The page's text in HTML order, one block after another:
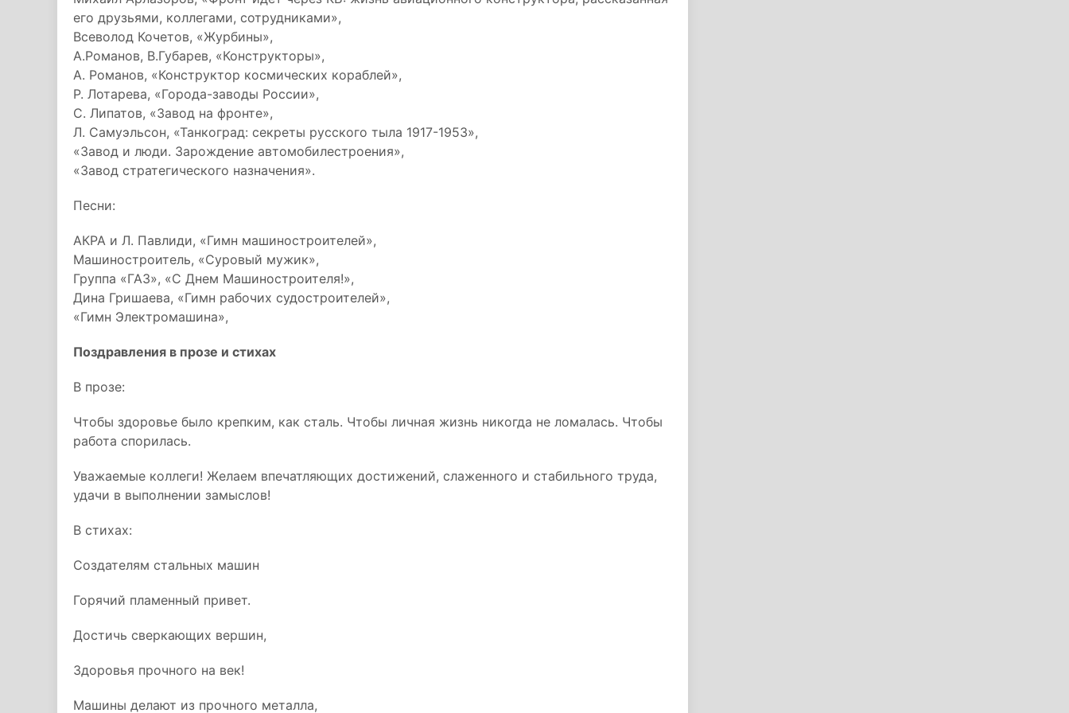
его друзьями, коллегами, сотрудниками»,
Всеволод Кочетов, «Журбины»,
А.Романов, В.Губарев, «Конструкторы»,
А. Романов, «Конструктор космических кораблей»,
Р. Лотарева, «Города-заводы России»,
С. Липатов, «Завод на фронте»,
Л. Самуэльсон, «Танкоград: секреты русского тыла 1917-1953»,
«Завод и люди. Зарождение автомобилестроения»,
«Завод стратегического назначения».
Песни:
АКРА и Л. Павлиди, «Гимн машиностроителей»,
Машиностроитель, «Суровый мужик»,
Группа «ГАЗ», «С Днем Машиностроителя!»,
Дина Гришаева, «Гимн рабочих судостроителей»,
«Гимн Электромашина»,
Поздравления в прозе и стихах
В прозе:
Чтобы здоровье было крепким, как сталь. Чтобы личная жизнь никогда не ломалась. Чтобы
работа спорилась.
Уважаемые коллеги! Желаем впечатляющих достижений, слаженного и стабильного труда,
удачи в выполнении замыслов!
В стихах:
Создателям стальных машин
Горячий пламенный привет.
Достичь сверкающих вершин,
Здоровья прочного на век!
Машины делают из прочного металла,